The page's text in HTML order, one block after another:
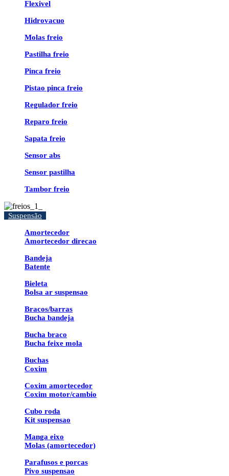
Flexivel
Hidrovacuo
Molas freio
Pastilha freio
Pinca freio
Pistao pinca freio
Regulador freio
Reparo freio
Sapata freio
Sensor abs
Sensor pastilha
Tambor freio
Suspensão
Amortecedor
Amortecedor direcao
Bandeja
Batente
Bieleta
Bolsa ar suspensao
Bracos/barras
Bucha bandeja
Bucha braco
Bucha feixe mola
Buchas
Coxim
Coxim amortecedor
Coxim motor/cambio
Cubo roda
Kit suspensao
Manga eixo
Molas (amortecedor)
Parafusos e porcas
Pivo suspensao